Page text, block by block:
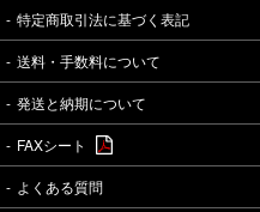
特定商取引法に基づく表記
送料・手数料について
発送と納期について
FAXシート
よくある質問